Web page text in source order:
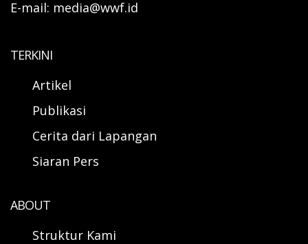
E-mail: media@wwf.id
TERKINI
Artikel
Publikasi
Cerita dari Lapangan
Siaran Pers
ABOUT
Struktur Kami